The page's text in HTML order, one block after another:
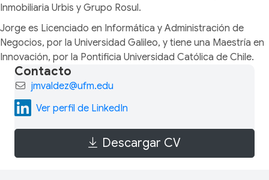
Inmobiliaria Urbis y Grupo Rosul.
Jorge es Licenciado en Informática y Administración de
Negocios, por la Universidad Galileo, y tiene una Maestría en
Innovación, por la Pontificia Universidad Católica de Chile.
Contacto
jmvaldez@ufm.edu
Ver perfil de LinkedIn
Descargar CV